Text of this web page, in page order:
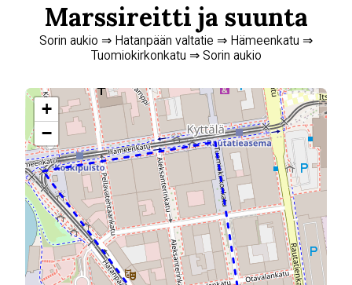
Marssireitti ja suunta
Sorin aukio ⇒ Hatanpään valtatie ⇒ Hämeenkatu ⇒
Tuomiokirkonkatu ⇒ Sorin aukio
+
−